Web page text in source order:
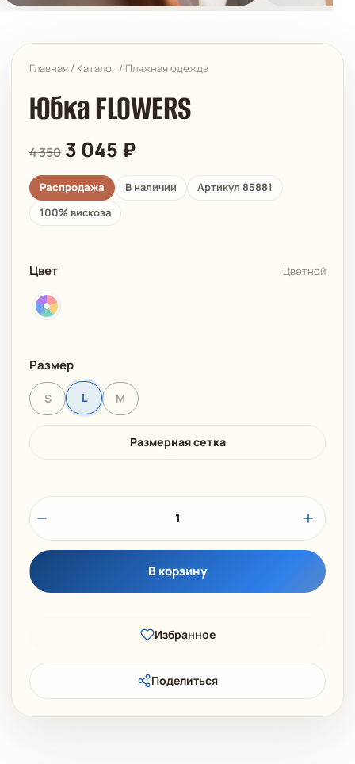
Главная / Каталог / Пляжная одежда
Юбка FLOWERS
4 350 3 045 ₽
Распродажа В наличии
Артикул 85881
100% вискоза
Цвет Цветной
Размер
S L M
Размерная сетка
1
В корзину
Избранное
Поделиться